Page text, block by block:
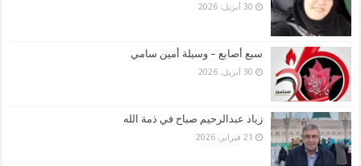
30 أبريل، 2026
سبع أصابع – وسيلة أمين سامي
30 أبريل، 2026
زياد عبدالرحيم صباح في ذمة الله
21 فبراير، 2026